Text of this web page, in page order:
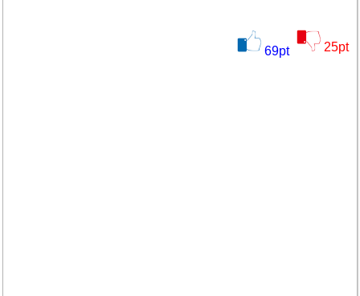
69pt 25pt